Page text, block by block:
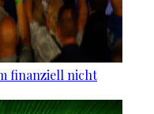
finanziell nicht